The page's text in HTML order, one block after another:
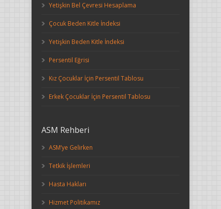
Yetişkin Bel Çevresi Hesaplama
Çocuk Beden Kitle İndeksi
Yetişkin Beden Kitle İndeksi
Persentil Eğrisi
Kız Çocuklar İçin Persentil Tablosu
Erkek Çocuklar İçin Persentil Tablosu
ASM Rehberi
ASM’ye Gelirken
Tetkik İşlemleri
Hasta Hakları
Hizmet Politikamız